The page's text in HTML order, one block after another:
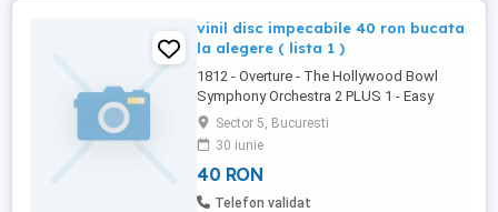
vinil disc impecabile 40 ron bucata
la alegere ( lista 1 )
1812 - Overture - The Hollywood Bowl
Symphony Orchestra 2 PLUS 1 - Easy
Come. Easy 20 ALL TIME GREATS OF THE
50 20 COUNTRY GREATS - ( Jim Reeves -
George Hamilton - Hank Show - Hank
Locklin - etc ) 20 GOLDEN GREATS - Of
KEN DODD 20 GOLDEN HIT SONGS OF
Sector 5, Bucuresti
30 iunie
40 RON
Telefon validat